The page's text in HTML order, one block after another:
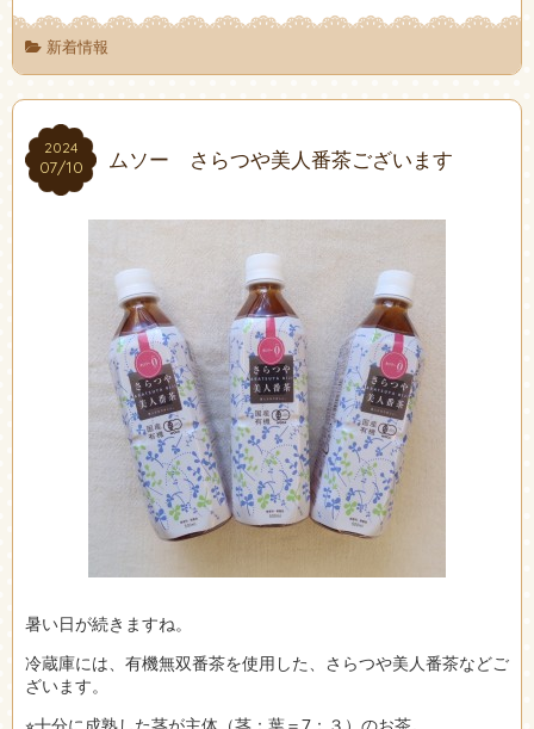
新着情報
2024
07/10
2024
07/10 ムソー さらつや美人番茶ございます
暑い日が続きますね。
冷蔵庫には、有機無双番茶を使用した、さらつや美人番茶などご
ざいます。